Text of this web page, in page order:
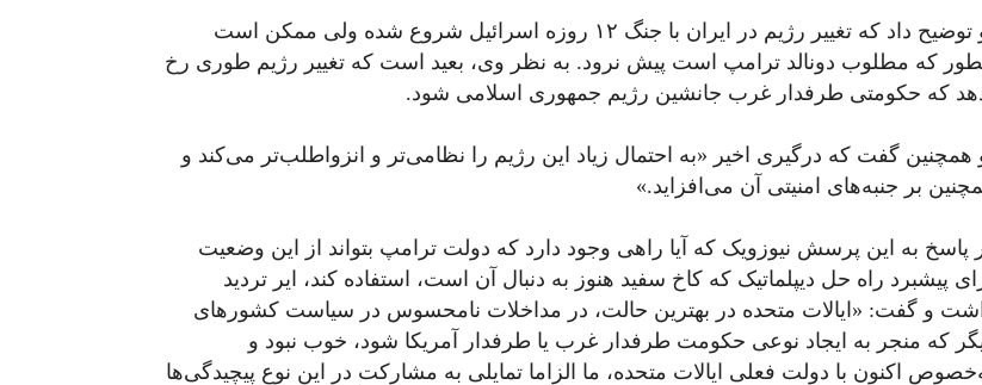
او توضیح داد که تغییر رژیم در ایران با جنگ ۱۲ روزه اسرائیل شروع شده ولی ممکن است
که مطلوب دونالد ترامپ است پیش نرود. به نظر وی، بعید است که تغییر رژیم طوری رخ
که حکومتی طرفدار غرب جانشین رژیم جمهوری اسلامی شود.
همچنین گفت که درگیری اخیر «به احتمال زیاد این رژیم را نظامی‌تر و انزواطلب‌تر می‌کند و
بر جنبه‌های امنیتی آن می‌افزاید.»
پاسخ به این پرسش نیوزویک که آیا راهی وجود دارد که دولت ترامپ بتواند از این وضعیت
پیشبرد راه‌ حل دیپلماتیک که کاخ سفید هنوز به دنبال آن است، استفاده کند، ایر تردید
و گفت: «ایالات متحده در بهترین حالت، در مداخلات نامحسوس در سیاست کشورهای
که منجر به ایجاد نوعی حکومت طرفدار غرب یا طرفدار آمریکا شود، خوب نبود و
اکنون با دولت فعلی ایالات متحده، ما الزاما تمایلی به مشارکت در این نوع پیچیدگی‌ها